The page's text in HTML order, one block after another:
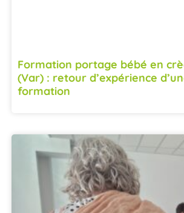
Formation portage bébé en
(Var) : retour d’expérience
formation